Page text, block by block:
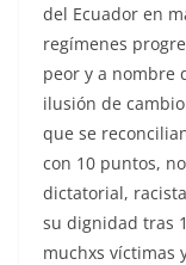
del Ecuador en
regímenes
peor y a nombre
ilusión de
que se
con 10 puntos,
dictatorial,
su dignidad tras
muchxs víctimas